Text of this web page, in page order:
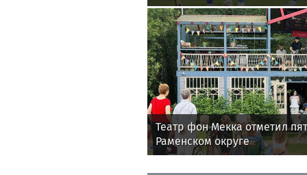
Театр фон Мекка отметил
Раменском округе